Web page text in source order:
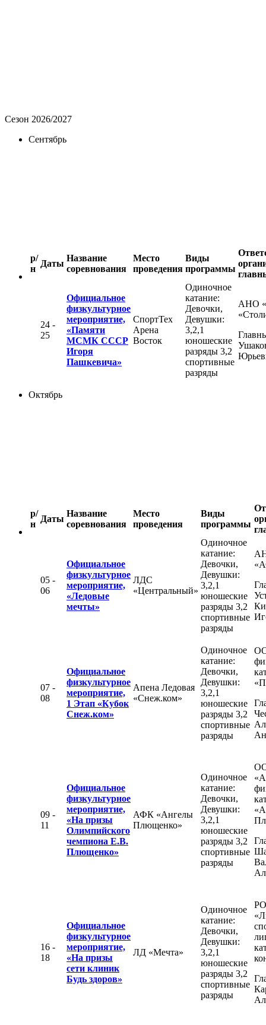
Сезон 2026/2027
Сентябрь
р/
н
Даты
Название
соревнования
Место
проведения
Виды
программы
24 -
25
Официальное
физкультурное
мероприятие,
«Памяти
МСМК СССР
Игоря
Пашкевича»
СпортТех
Арена
Восток
Одиночное
катание:
Девочки,
Девушки:
3,2,1
юношеские
разряды 3,2
спортивные
разряды
АНО
Октябрь
р/
н
Даты
Название
соревнования
Место
проведения
Виды
программы
05 -
06
Официальное
физкультурное
мероприятие,
«Ледовые
мечты»
ЛДС
«Центральный»
Одиночное
катание:
Девочки,
Девушки:
3,2,1
юношеские
разряды 3,2
спортивные
разряды
07 -
08
Официальное
физкультурное
мероприятие,
1 Этап «Кубок
Снеж.ком»
Апена Ледовая
«Снеж.ком»
Одиночное
катание:
Девочки,
Девушки:
3,2,1
юношеские
разряды 3,2
спортивные
разряды
09 -
11
Официальное
физкультурное
мероприятие,
«На призы
Олимпийского
чемпиона Е.В.
Плющенко»
АФК «Ангелы
Плющенко»
Одиночное
катание:
Девочки,
Девушки:
3,2,1
юношеские
разряды 3,2
спортивные
разряды
16 -
18
Официальное
физкультурное
мероприятие,
«На призы
сети клиник
Будь здоров»
ЛД «Мечта»
Одиночное
катание:
Девочки,
Девушки:
3,2,1
юношеские
разряды 3,2
спортивные
разряды